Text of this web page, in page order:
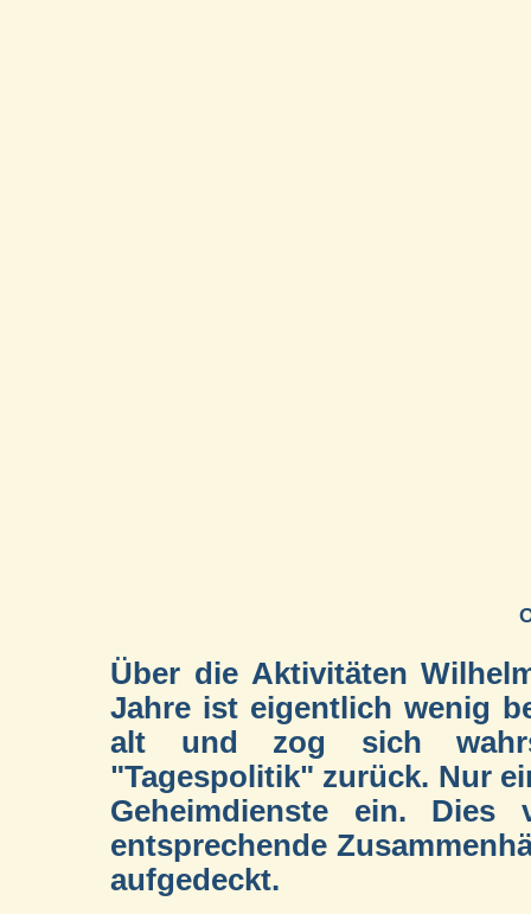
Über die Aktivitäten
Jahre ist eigentlich wenig
alt und zog sich
"Tagespolitik" zurück. Nur
Geheimdienste ein. Dies
entsprechende
aufgedeckt.